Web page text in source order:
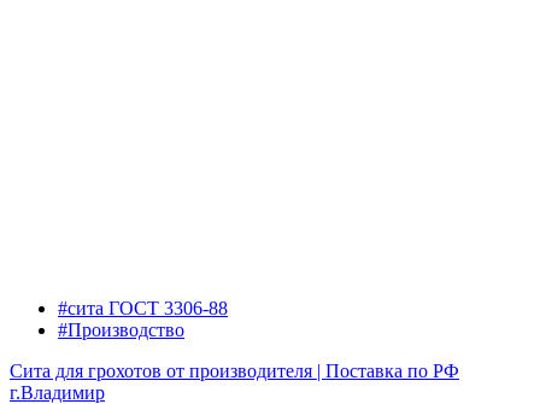
#сита ГОСТ 3306-88
#Производство
Сита для грохотов от производителя | Поставка по РФ
г.Владимир